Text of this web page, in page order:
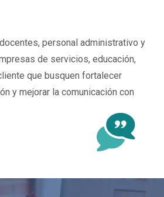
personal administrativo y
de servicios, educación,
que busquen fortalecer
y mejorar la comunicación con